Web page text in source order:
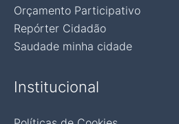
Orçamento Participativo
Repórter Cidadão
Saudade minha cidade
Institucional